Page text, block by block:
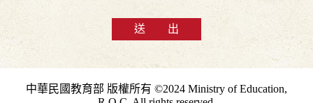
送 出
中華民國教育部 版權所有 ©2024 Ministry of Education,